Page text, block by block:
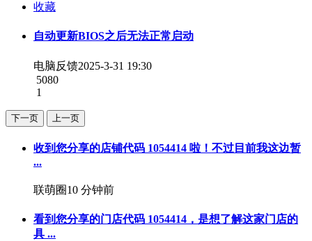
收藏
自动更新BIOS之后无法正常启动
电脑反馈2025-3-31 19:30
5080
1
下一页 上一页
收到您分享的店铺代码 1054414 啦！不过目前我这边暂
...
联萌圈10 分钟前
看到您分享的门店代码 1054414，是想了解这家门店的
具 ...